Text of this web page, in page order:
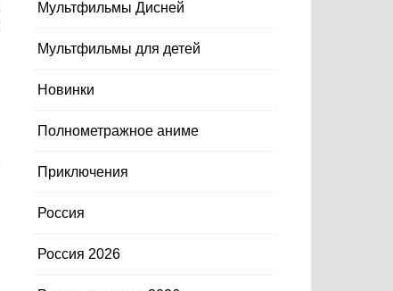
Мультфильмы Дисней
Мультфильмы для детей
Новинки
Полнометражное аниме
Приключения
Россия
Россия 2026